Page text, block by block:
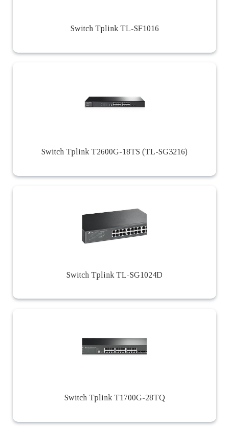
Switch Tplink TL-SF1016
Switch Tplink T2600G-18TS (TL-SG3216)
Switch Tplink TL-SG1024D
Switch Tplink T1700G-28TQ